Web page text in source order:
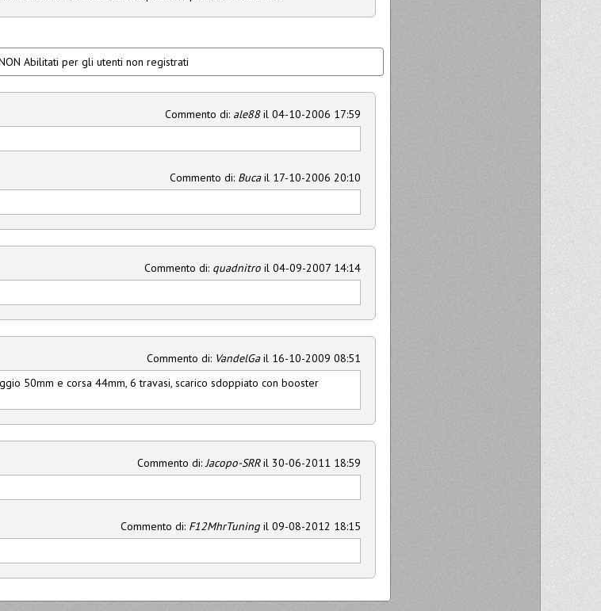
Abilitati per gli utenti non registrati
Commento di: ale88il 04-10-2006 17:59
Commento di: Bucail 17-10-2006 20:10
Commento di: quadnitro il 04-09-2007 14:14
Commento di: VandelGail 16-10-2009 08:51
50mm e corsa 44mm, 6 travasi, scarico sdoppiato con booster
Commento di: Jacopo-SRRil 30-06-2011 18:59
Commento di: F12MhrTuning il 09-08-2012 18:15